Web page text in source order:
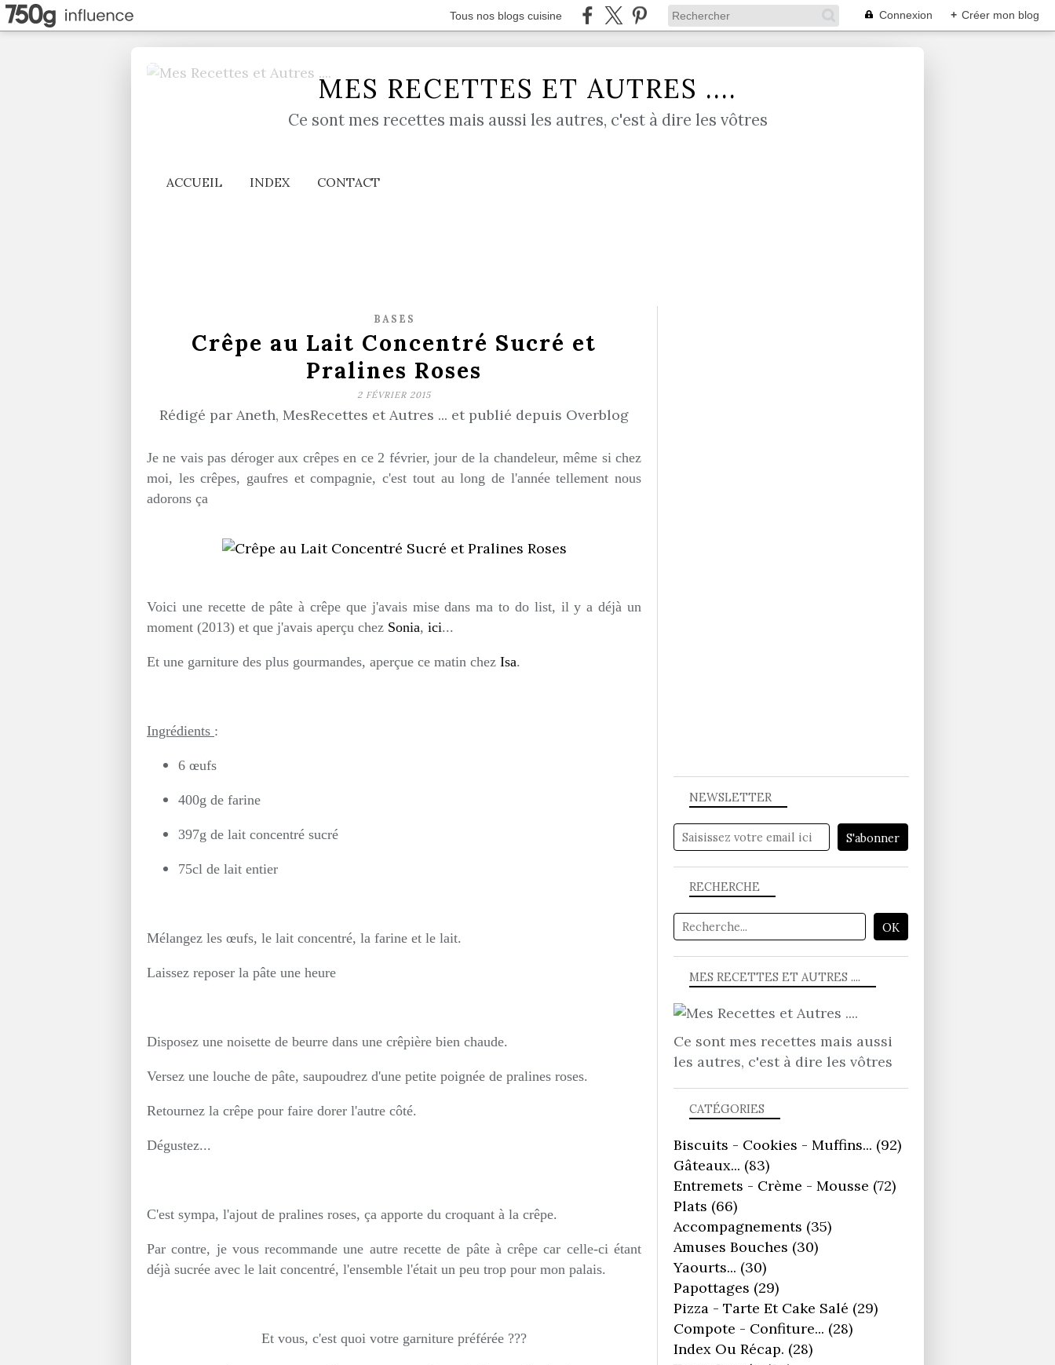
Tous nos blogs cuisine Connexion + Créer mon blog
MES RECETTES ET AUTRES ....
Ce sont mes recettes mais aussi les autres, c'est à dire les vôtres
ACCUEIL INDEX CONTACT
BASES
Crêpe au Lait Concentré Sucré et
Pralines Roses
2 FÉVRIER 2015
Rédigé par Aneth, MesRecettes et Autres ... et publié depuis Overblog
Je ne vais pas déroger aux crêpes en ce 2 février, jour de la chandeleur, même si chez
moi, les crêpes, gaufres et compagnie, c'est tout au long de l'année tellement nous
adorons ça
Voici une recette de pâte à crêpe que j'avais mise dans ma to do list, il y a déjà un
moment (2013) et que j'avais aperçu chez Sonia, ici...
Et une garniture des plus gourmandes, aperçue ce matin chez Isa.
Ingrédients :
6 œufs
400g de farine
397g de lait concentré sucré
75cl de lait entier
Mélangez les œufs, le lait concentré, la farine et le lait.
Laissez reposer la pâte une heure
Disposez une noisette de beurre dans une crêpière bien chaude.
Versez une louche de pâte, saupoudrez d'une petite poignée de pralines roses.
Retournez la crêpe pour faire dorer l'autre côté.
Dégustez...
C'est sympa, l'ajout de pralines roses, ça apporte du croquant à la crêpe.
Par contre, je vous recommande une autre recette de pâte à crêpe car celle-ci étant
déjà sucrée avec le lait concentré, l'ensemble l'était un peu trop pour mon palais.
Et vous, c'est quoi votre garniture préférée ???
NEWSLETTER
RECHERCHE
MES RECETTES ET AUTRES ....
Ce sont mes recettes mais aussi
les autres, c'est à dire les vôtres
CATÉGORIES
Biscuits - Cookies - Muffins... (92)
Gâteaux... (83)
Entremets - Crème - Mousse (72)
Plats (66)
Accompagnements (35)
Amuses Bouches (30)
Yaourts... (30)
Papottages (29)
Pizza - Tarte Et Cake Salé (29)
Compote - Confiture... (28)
Index Ou Récap. (28)